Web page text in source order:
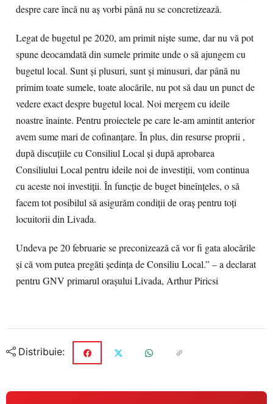
despre care încă nu aș vorbi până nu se concretizează.
Legat de bugetul pe 2020, am primit niște sume, dar nu vă pot
spune deocamdată din sumele primite unde o să ajungem cu
bugetul local. Sunt și plusuri, sunt și minusuri, dar până nu
primim toate sumele, toate alocările, nu pot să dau un punct de
vedere exact despre bugetul local. Noi mergem cu ideile
noastre înainte. Pentru proiectele pe care le-am amintit anterior
avem sume mari de cofinanțare. În plus, din resurse proprii ,
după discuțiile cu Consiliul Local și după aprobarea
Consiliului Local pentru ideile noi de investiții, vom continua
cu aceste noi investiții. În funcție de buget bineînțeles, o să
facem tot posibilul să asigurăm condiții de oraș pentru toți
locuitorii din Livada.
Undeva pe 20 februarie se preconizează că vor fi gata alocările
și că vom putea pregăti ședința de Consiliu Local.” – a declarat
pentru GNV primarul orașului Livada, Arthur Piricsi
Distribuie: